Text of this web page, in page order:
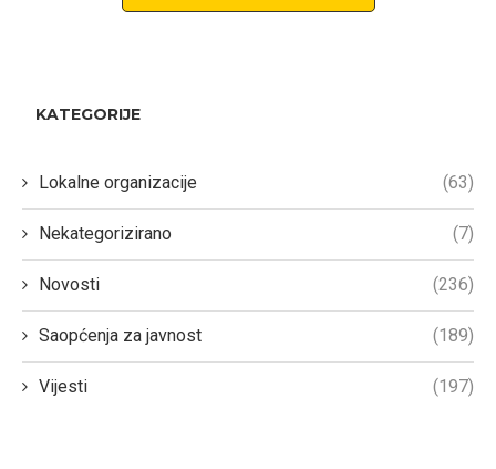
KATEGORIJE
Lokalne organizacije (63)
Nekategorizirano (7)
Novosti (236)
Saopćenja za javnost (189)
Vijesti (197)